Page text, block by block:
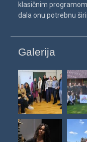
klasičnim
dala onu potrebnu
Galerija